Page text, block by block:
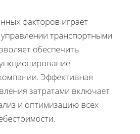
факторов играет
транспортными
обеспечить
Эффективная
затратами включает
и оптимизацию всех